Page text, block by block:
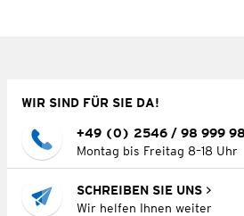
WIR SIND FÜR SIE DA!
+49 (0) 2546 / 98 999 98
Montag bis Freitag 8–18 Uhr
SCHREIBEN SIE UNS
Wir helfen Ihnen weiter